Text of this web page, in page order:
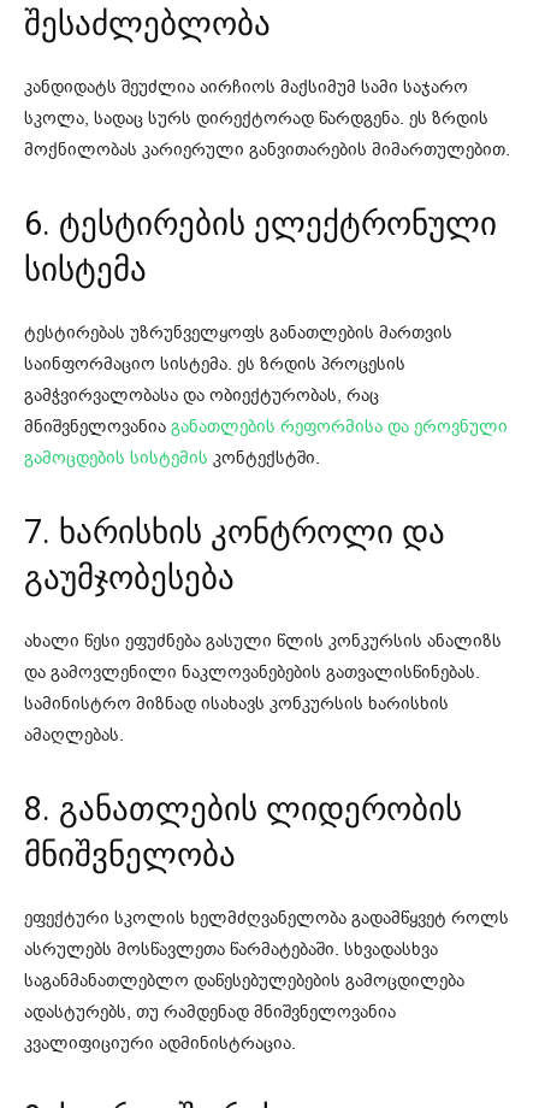
შესაძლებლობა
კანდიდატს შეუძლია აირჩიოს მაქსიმუმ სამი საჯარო
სკოლა, სადაც სურს დირექტორად წარდგენა. ეს ზრდის
მოქნილობას კარიერული განვითარების მიმართულებით.
6. ტესტირების ელექტრონული
სისტემა
ტესტირებას უზრუნველყოფს განათლების მართვის
საინფორმაციო სისტემა. ეს ზრდის პროცესის
გამჭვირვალობასა და ობიექტურობას, რაც
მნიშვნელოვანია განათლების რეფორმისა და ეროვნული
გამოცდების სისტემის კონტექსტში.
7. ხარისხის კონტროლი და
გაუმჯობესება
ახალი წესი ეფუძნება გასული წლის კონკურსის ანალიზს
და გამოვლენილი ნაკლოვანებების გათვალისწინებას.
სამინისტრო მიზნად ისახავს კონკურსის ხარისხის
ამაღლებას.
8. განათლების ლიდერობის
მნიშვნელობა
ეფექტური სკოლის ხელმძღვანელობა გადამწყვეტ როლს
ასრულებს მოსწავლეთა წარმატებაში. სხვადასხვა
საგანმანათლებლო დაწესებულებების გამოცდილება
ადასტურებს, თუ რამდენად მნიშვნელოვანია
კვალიფიციური ადმინისტრაცია.